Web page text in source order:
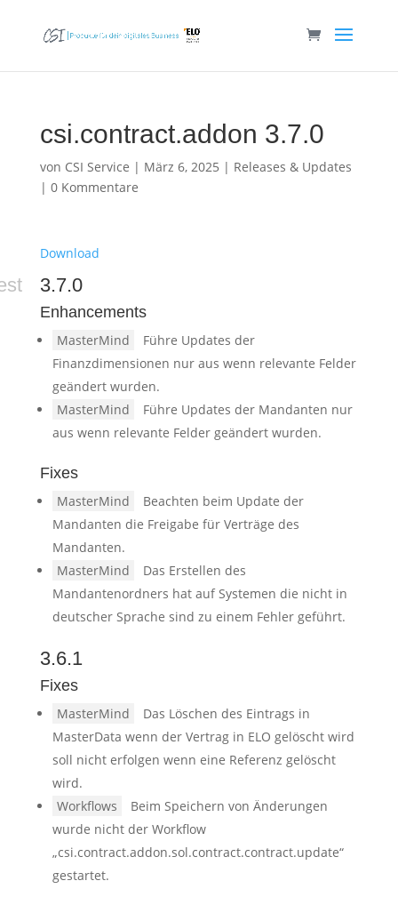
csi.contract.addon 3.7.0
von CSI Service | März 6, 2025 | Releases & Updates
| 0 Kommentare
Download
3.7.0
Enhancements
MasterMind
Führe Updates der
Finanzdimensionen nur aus wenn relevante Felder
geändert wurden.
MasterMind
Führe Updates der Mandanten nur
aus wenn relevante Felder geändert wurden.
Fixes
MasterMind
Beachten beim Update der
Mandanten die Freigabe für Verträge des
Mandanten.
MasterMind
Das Erstellen des
Mandantenordners hat auf Systemen die nicht in
deutscher Sprache sind zu einem Fehler geführt.
3.6.1
Fixes
MasterMind
Das Löschen des Eintrags in
MasterData wenn der Vertrag in ELO gelöscht wird
soll nicht erfolgen wenn eine Referenz gelöscht
wird.
Workflows
Beim Speichern von Änderungen
wurde nicht der Workflow
„csi.contract.addon.sol.contract.contract.update“
gestartet.